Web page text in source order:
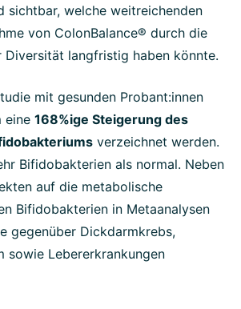
sichtbar, welche weitreichenden
von ColonBalance® durch die
Diversität langfristig haben könnte.
mit gesunden Probant:innen
eine 168%ige Steigerung des
verzeichnet werden.
Bifidobakterien als normal. Neben
auf die metabolische
Bifidobakterien in Metaanalysen
gegenüber Dickdarmkrebs,
sowie Lebererkrankungen